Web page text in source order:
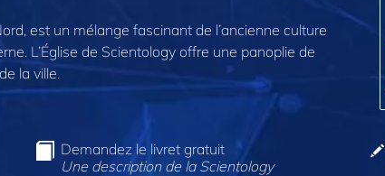
est un mélange fascinant de l’ancienne culture
L’Église de Scientology offre une panoplie de
la ville.
Demandez le livret gratuit
Une description de la Scientology